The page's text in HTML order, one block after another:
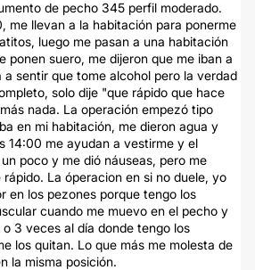
de pecho 345 perfil moderado.
me llevan a la habitación para ponerme
luego me pasan a una habitación
ponen suero, me dijeron que me iban a
a sentir que tome alcohol pero la verdad
solo dije "que rápido que hace
nada. La operación empezó tipo
en mi habitación, me dieron agua y
14:00 me ayudan a vestirme y el
poco y me dió náuseas, pero me
La óperacion en si no duele, yo
en los pezones porque tengo los
cuando me muevo en el pecho y
3 veces al día donde tengo los
los quitan. Lo que más me molesta de
la misma posición.